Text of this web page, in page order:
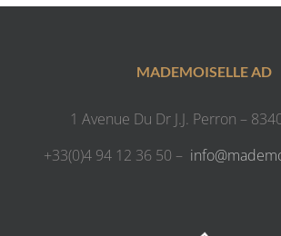
MADEMOISELLE AD
1 Avenue Du Dr J.J. Perron –
+33(0)4 94 12 36 50 –